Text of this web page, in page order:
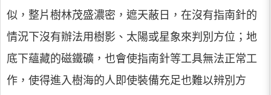
似，整片樹林茂盛濃密，遮天蔽日，在沒有指南針的
情況下沒有辦法用樹影、太陽或星象來判別方位；地
底下蘊藏的磁鐵礦，也會使指南針等工具無法正常工
作，使得進入樹海的人即使裝備充足也難以辨別方